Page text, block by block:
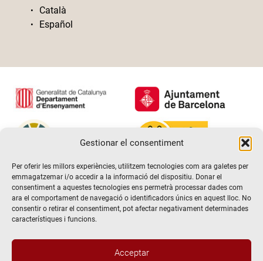
Gestionar el consentiment
Per oferir les millors experiències, utilitzem tecnologies com ara galetes per
emmagatzemar i/o accedir a la informació del dispositiu. Donar el
consentiment a aquestes tecnologies ens permetrà processar dades com
ara el comportament de navegació o identificadors únics en aquest lloc. No
consentir o retirar el consentiment, pot afectar negativament determinades
característiques i funcions.
Acceptar
Català
Español